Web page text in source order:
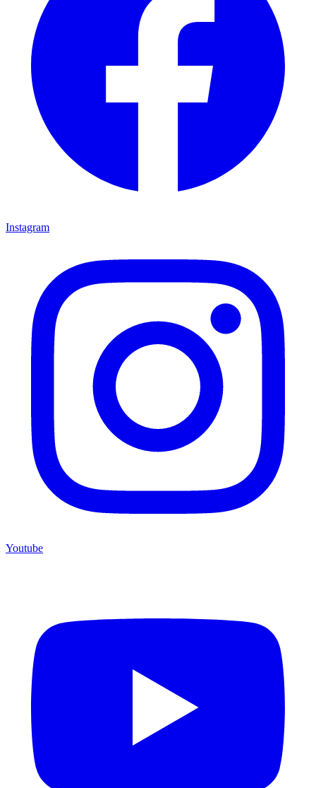
Instagram
Youtube